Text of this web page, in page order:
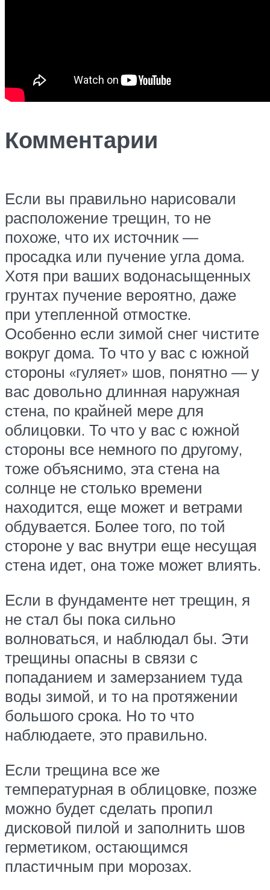
Комментарии
Если вы правильно нарисовали
расположение трещин, то не
похоже, что их источник —
просадка или пучение угла дома.
Хотя при ваших водонасыщенных
грунтах пучение вероятно, даже
при утепленной отмостке.
Особенно если зимой снег чистите
вокруг дома. То что у вас с южной
стороны «гуляет» шов, понятно — у
вас довольно длинная наружная
стена, по крайней мере для
облицовки. То что у вас с южной
стороны все немного по другому,
тоже объяснимо, эта стена на
солнце не столько времени
находится, еще может и ветрами
обдувается. Более того, по той
стороне у вас внутри еще несущая
стена идет, она тоже может влиять.
Если в фундаменте нет трещин, я
не стал бы пока сильно
волноваться, и наблюдал бы. Эти
трещины опасны в связи с
попаданием и замерзанием туда
воды зимой, и то на протяжении
большого срока. Но то что
наблюдаете, это правильно.
Если трещина все же
температурная в облицовке, позже
можно будет сделать пропил
дисковой пилой и заполнить шов
герметиком, остающимся
пластичным при морозах.